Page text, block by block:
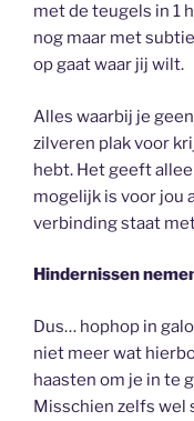
met de teugels in 1
nog maar met
op gaat waar jij wilt.
Alles waarbij je
zilveren plak voor
hebt. Het geeft
mogelijk is voor jou
verbinding staat
Hindernissen
Dus… hophop in
niet meer wat
haasten om je in te
Misschien zelfs wel